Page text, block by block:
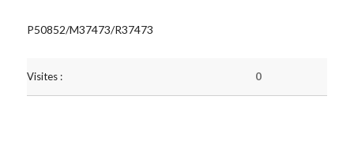
P50852/M37473/R37473
Visites : 0